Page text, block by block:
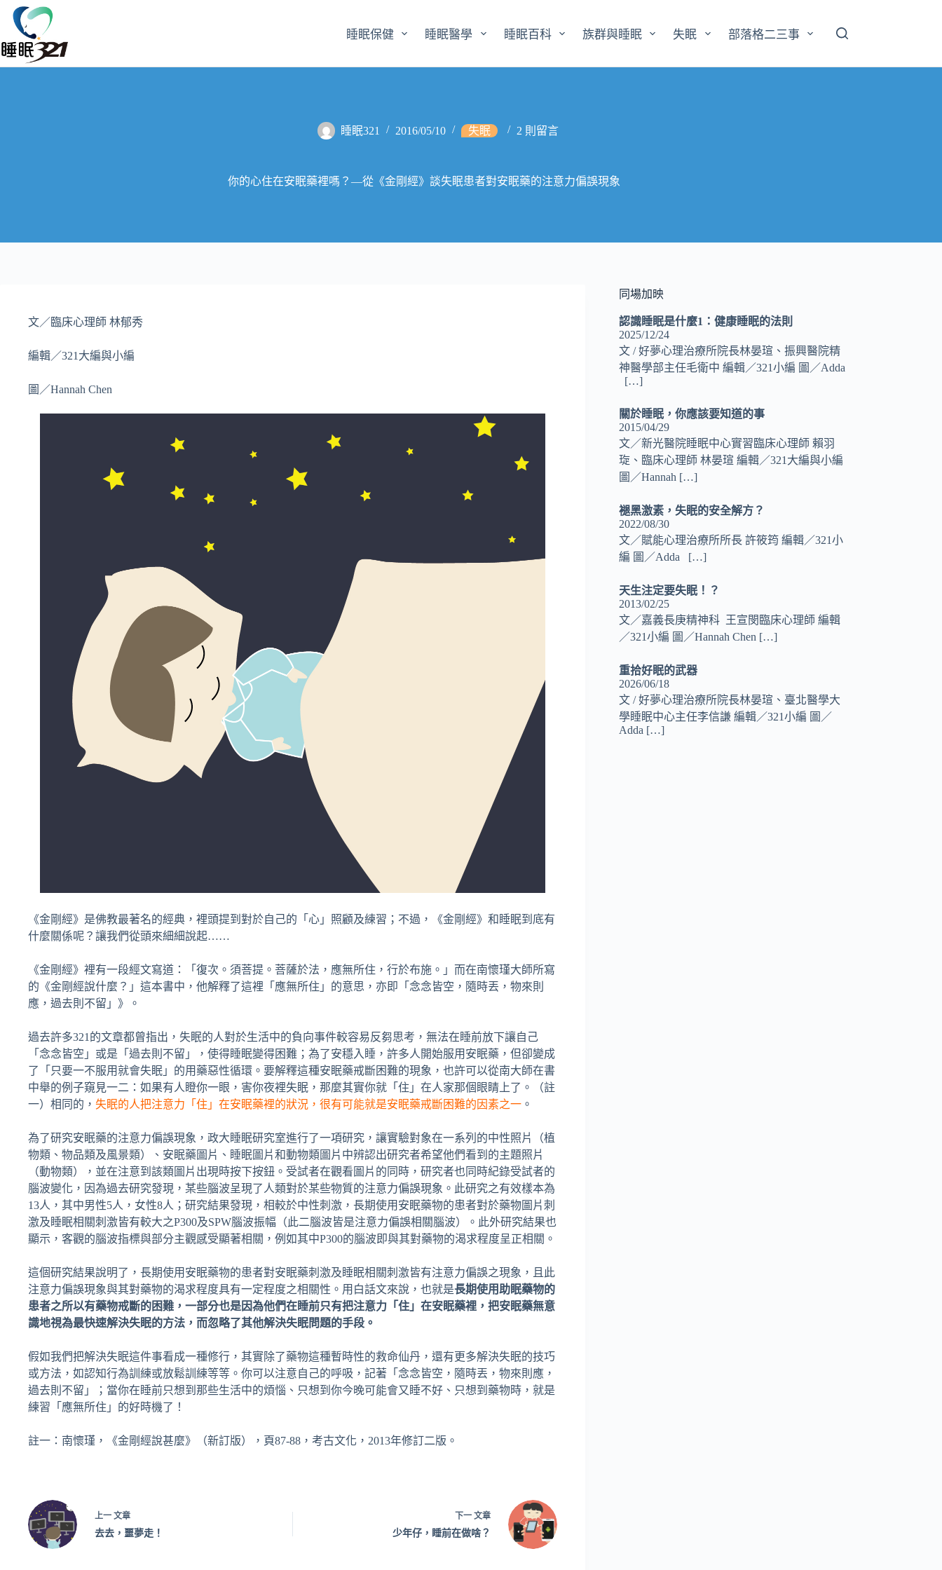
睡眠保健 睡眠醫學 睡眠百科 族群與睡眠 失眠 部落格二三事
睡眠321 2016/05/10 失眠 2 則留言
你的心住在安眠藥裡嗎？—從《金剛經》談失眠患者對安眠藥的注意力偏誤現象
文／臨床心理師 林郁秀
編輯／321大編與小編
圖／Hannah Chen
《金剛經》是佛教最著名的經典，裡頭提到對於自己的「心」照顧及練習；不過，《金剛經》和睡眠到底有
什麼關係呢？讓我們從頭來細細說起……
《金剛經》裡有一段經文寫道：「復次。須菩提。菩薩於法，應無所住，行於布施。」而在南懷瑾大師所寫
的《金剛經說什麼？」這本書中，他解釋了這裡「應無所住」的意思，亦即「念念皆空，隨時丟，物來則
應，過去則不留」》。
過去許多321的文章都曾指出，失眠的人對於生活中的負向事件較容易反芻思考，無法在睡前放下讓自己
「念念皆空」或是「過去則不留」，使得睡眠變得困難；為了安穩入睡，許多人開始服用安眠藥，但卻變成
了「只要一不服用就會失眠」的用藥惡性循環。要解釋這種安眠藥戒斷困難的現象，也許可以從南大師在書
中舉的例子窺見一二：如果有人瞪你一眼，害你夜裡失眠，那麼其實你就「住」在人家那個眼睛上了。（註
一）相同的， 失眠的人把注意力「住」在安眠藥裡的狀況，很有可能就是安眠藥戒斷困難的因素之一 。
為了研究安眠藥的注意力偏誤現象，政大睡眠研究室進行了一項研究，讓實驗對象在一系列的中性照片（植
物類、物品類及風景類）、安眠藥圖片、睡眠圖片和動物類圖片中辨認出研究者希望他們看到的主題照片
（動物類），並在注意到該類圖片出現時按下按鈕。受試者在觀看圖片的同時，研究者也同時紀錄受試者的
腦波變化，因為過去研究發現，某些腦波呈現了人類對於某些物質的注意力偏誤現象。此研究之有效樣本為
13人，其中男性5人，女性8人；研究結果發現，相較於中性刺激，長期使用安眠藥物的患者對於藥物圖片刺
激及睡眠相關刺激皆有較大之P300及SPW腦波振幅（此二腦波皆是注意力偏誤相關腦波）。此外研究結果也
顯示，客觀的腦波指標與部分主觀感受顯著相關，例如其中P300的腦波即與其對藥物的渴求程度呈正相關。
這個研究結果說明了，長期使用安眠藥物的患者對安眠藥刺激及睡眠相關刺激皆有注意力偏誤之現象，且此
注意力偏誤現象與其對藥物的渴求程度具有一定程度之相關性。用白話文來說，也就是長期使用助眠藥物的
患者之所以有藥物戒斷的困難，一部分也是因為他們在睡前只有把注意力「住」在安眠藥裡，把安眠藥無意
識地視為最快速解決失眠的方法，而忽略了其他解決失眠問題的手段。
假如我們把解決失眠這件事看成一種修行，其實除了藥物這種暫時性的救命仙丹，還有更多解決失眠的技巧
或方法，如認知行為訓練或放鬆訓練等等。你可以注意自己的呼吸，記著「念念皆空，隨時丟，物來則應，
過去則不留」；當你在睡前只想到那些生活中的煩惱、只想到你今晚可能會又睡不好、只想到藥物時，就是
練習「應無所住」的好時機了！
註一：南懷瑾，《金剛經說甚麼》（新訂版），頁87-88，考古文化，2013年修訂二版。
上一 文章
去去，噩夢走！
下一 文章
少年仔，睡前在做啥？
同場加映
認識睡眠是什麼1：健康睡眠的法則
2025/12/24
文 / 好夢心理治療所院長林晏瑄、振興醫院精
神醫學部主任毛衛中 編輯／321小編 圖／Adda
[…]
關於睡眠，你應該要知道的事
2015/04/29
文／新光醫院睡眠中心實習臨床心理師 賴羽
琁、臨床心理師 林晏瑄 編輯／321大編與小編
圖／Hannah […]
褪黑激素，失眠的安全解方？
2022/08/30
文／賦能心理治療所所長 許筱筠 編輯／321小
編 圖／Adda […]
天生注定要失眠！？
2013/02/25
文／嘉義長庚精神科 王宣閔臨床心理師 編輯
／321小編 圖／Hannah Chen […]
重拾好眠的武器
2026/06/18
文 / 好夢心理治療所院長林晏瑄、臺北醫學大
學睡眠中心主任李信謙 編輯／321小編 圖／
Adda […]